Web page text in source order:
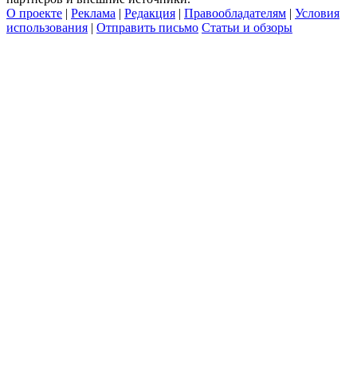
О проекте | Реклама | Редакция | Правообладателям | Условия
использования | Отправить письмо Статьи и обзоры